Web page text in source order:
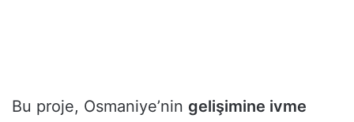
Bu proje, Osmaniye’nin gelişimine ivme